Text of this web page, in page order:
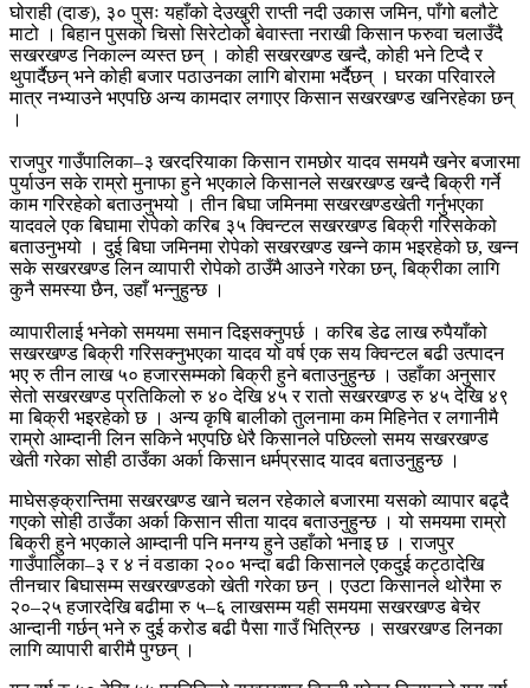
घोराही (दाङ), ३० पुसः यहाँको देउखुरी राप्ती नदी उकास जमिन, पाँगो बलौटे
माटो । बिहान पुसको चिसो सिरेटोको बेवास्ता नराखी किसान फरुवा चलाउँदै
सखरखण्ड निकाल्न व्यस्त छन् । कोही सखरखण्ड खन्दै, कोही भने टिप्दै र
थुपार्दैछन् भने कोही बजार पठाउनका लागि बोरामा भर्दैछन् । घरका परिवारले
मात्र नभ्याउने भएपछि अन्य कामदार लगाएर किसान सखरखण्ड खनिरहेका छन्
।
राजपुर गाउँपालिका–३ खरदरियाका किसान रामछोर यादव समयमै खनेर बजारमा
पुर्याउन सके राम्रो मुनाफा हुने भएकाले किसानले सखरखण्ड खन्दै बिक्री गर्ने
काम गरिरहेको बताउनुभयो । तीन बिघा जमिनमा सखरखण्डखेती गर्नुभएका
यादवले एक बिघामा रोपेको करिब ३५ क्विन्टल सखरखण्ड बिक्री गरिसकेको
बताउनुभयो । दुई बिघा जमिनमा रोपेको सखरखण्ड खन्ने काम भइरहेको छ, खन्न
सके सखरखण्ड लिन व्यापारी रोपेको ठाउँमै आउने गरेका छन्, बिक्रीका लागि
कुनै समस्या छैन, उहाँ भन्नुहुन्छ ।
व्यापारीलाई भनेको समयमा समान दिइसक्नुपर्छ । करिब डेढ लाख रुपैयाँको
सखरखण्ड बिक्री गरिसक्नुभएका यादव यो वर्ष एक सय क्विन्टल बढी उत्पादन
भए रु तीन लाख ५० हजारसम्मको बिक्री हुने बताउनुहुन्छ । उहाँका अनुसार
सेतो सखरखण्ड प्रतिकिलो रु ४० देखि ४५ र रातो सखरखण्ड रु ४५ देखि ४९
मा बिक्री भइरहेको छ । अन्य कृषि बालीको तुलनामा कम मिहिनेत र लगानीमै
राम्रो आम्दानी लिन सकिने भएपछि धेरै किसानले पछिल्लो समय सखरखण्ड
खेती गरेका सोही ठाउँका अर्का किसान धर्मप्रसाद यादव बताउनुहुन्छ ।
माघेसङ्क्रान्तिमा सखरखण्ड खाने चलन रहेकाले बजारमा यसको व्यापार बढ्दै
गएको सोही ठाउँका अर्का किसान सीता यादव बताउनुहुन्छ । यो समयमा राम्रो
बिक्री हुने भएकाले आम्दानी पनि मनग्य हुने उहाँको भनाइ छ । राजपुर
गाउँपालिका–३ र ४ नं वडाका २०० भन्दा बढी किसानले एकदुई कट्ठादेखि
तीनचार बिघासम्म सखरखण्डको खेती गरेका छन् । एउटा किसानले थोरैमा रु
२०–२५ हजारदेखि बढीमा रु ५–६ लाखसम्म यही समयमा सखरखण्ड बेचेर
आन्दानी गर्छन् भने रु दुई करोड बढी पैसा गाउँ भित्रिन्छ । सखरखण्ड लिनका
लागि व्यापारी बारीमै पुग्छन् ।